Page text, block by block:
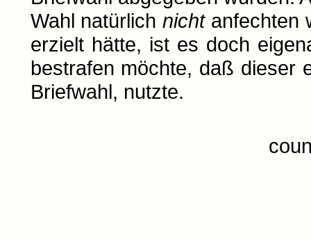
Wahl natürlichnichtanfechten
erzielt hätte, ist es doch
bestrafen möchte, daß dieser
Briefwahl, nutzte.